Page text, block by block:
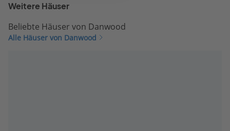
Weitere Häuser
Beliebte Häuser von Danwood
Alle Häuser von Danwood